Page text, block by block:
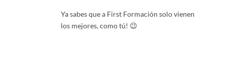
Ya sabes que a First Formación solo vienen
los mejores, como tú! 😉